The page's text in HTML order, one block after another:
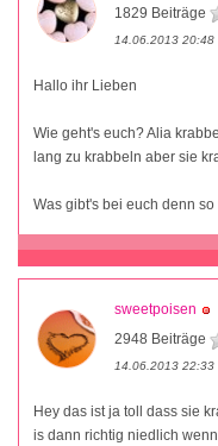
1829 Beiträge
14.06.2013 20:48
Hallo ihr Lieben
Wie geht's euch? Alia
lang zu krabbeln aber sie
Was gibt's bei euch denn
sweetpoisen
2948 Beiträge
14.06.2013 22:33
Hey das ist ja toll dass sie
is dann richtig niedlich